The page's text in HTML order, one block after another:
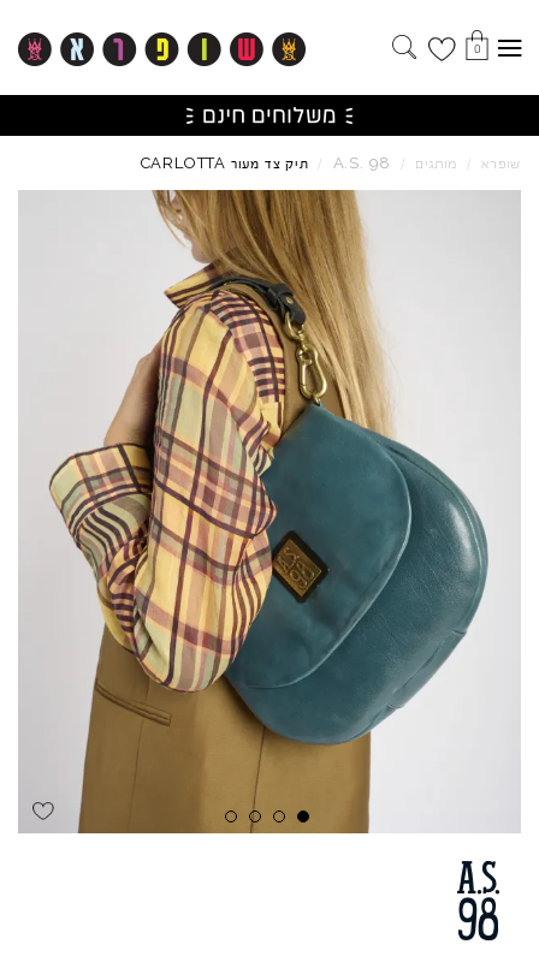
0
שופרא / מותגים /
A.S. 98
/ תיק צד מעור CARLOTTA